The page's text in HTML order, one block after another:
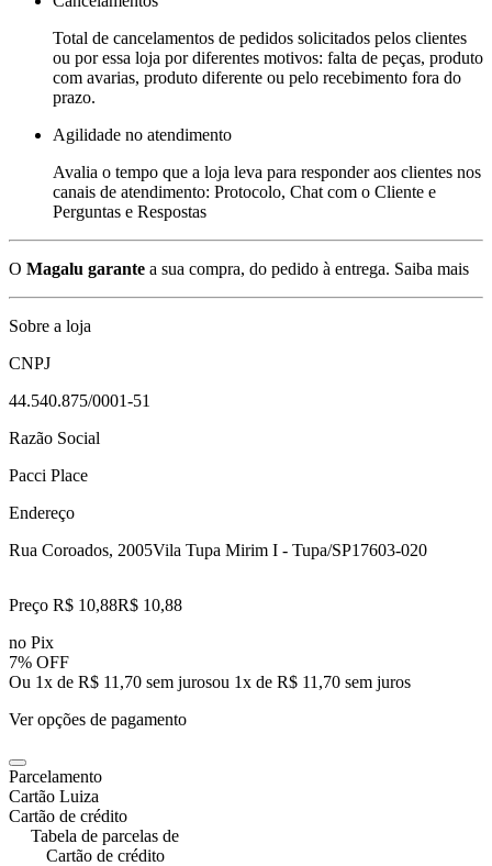
Total de cancelamentos de pedidos solicitados pelos clientes
ou por essa loja por diferentes motivos: falta de peças, produto
com avarias, produto diferente ou pelo recebimento fora do
prazo.
Agilidade no atendimento
Avalia o tempo que a loja leva para responder aos clientes nos
canais de atendimento: Protocolo, Chat com o Cliente e
Perguntas e Respostas
O Magalu garante a sua compra, do pedido à entrega. Saiba mais
Sobre a loja
CNPJ
44.540.875/0001-51
Razão Social
Pacci Place
Endereço
Rua Coroados, 2005Vila Tupa Mirim I - Tupa/SP17603-020
Preço R$ 10,88R$ 10,88
no Pix
7% OFF
Ou 1x de R$ 11,70 sem jurosou 1x de R$ 11,70 sem juros
Ver opções de pagamento
Parcelamento
Cartão Luiza
Cartão de crédito
Tabela de parcelas de
Cartão de crédito